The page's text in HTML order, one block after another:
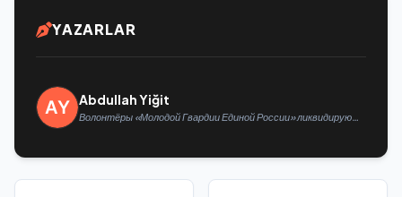
YAZARLAR
Abdullah Yiğit
Волонтёры «Молодой Гвардии Единой России» ликвидируют